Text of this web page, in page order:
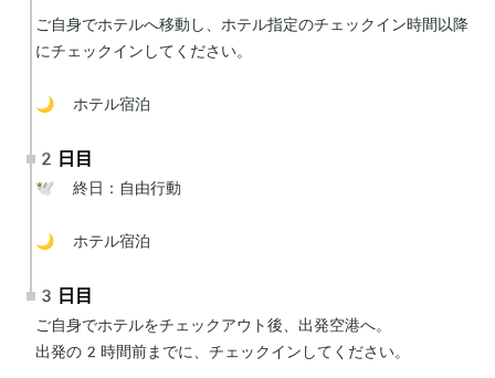
ご自身でホテルへ移動し、ホテル指定のチェックイン時間以降
にチェックインしてください。
🌙 ホテル宿泊
2日目
🕊 終日：自由行動
🌙 ホテル宿泊
3日目
ご自身でホテルをチェックアウト後、出発空港へ。
出発の2時間前までに、チェックインしてください。